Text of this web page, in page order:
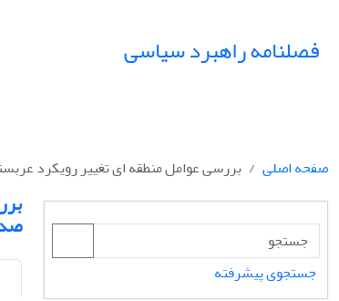
فصلنامه راهبرد سیاسی
صفحه اصلی بررسی عوامل منطقه ای تغییر رویکرد
جستجوی پیشرفته